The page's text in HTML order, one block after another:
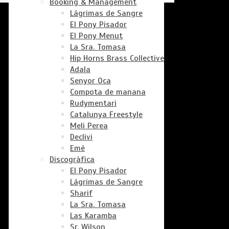
Booking & Management
Lágrimas de Sangre
El Pony Pisador
El Pony Menut
La Sra. Tomasa
Hip Horns Brass Collective
Adala
Senyor Oca
Compota de manana
Rudymentari
Catalunya Freestyle
Meli Perea
Declivi
Emé
Discogràfica
El Pony Pisador
Lágrimas de Sangre
Sharif
La Sra. Tomasa
Las Karamba
Sr. Wilson